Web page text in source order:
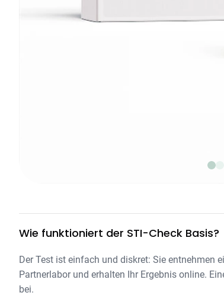
Wie funktioniert der STI-Check Basis?
Der Test ist einfach und diskret: Sie entnehmen
Partnerlabor und erhalten Ihr Ergebnis online.
bei.